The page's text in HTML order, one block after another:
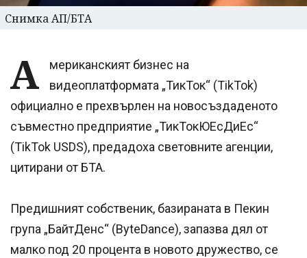
Снимка АП/БТА
А
мериканският бизнес на
видеоплатформата „ТикТок“ (TikTok)
официално е прехвърлен на новосъздаденото
съвместно предприятие „ТикТокЮЕсДиЕс“
(TikTok USDS), предадоха световните агенции,
цитирани от БТА.
Предишният собственик, базираната в Пекин
група „БайтДенс“ (ByteDance), запазва дял от
малко под 20 процента в новото дружество, се